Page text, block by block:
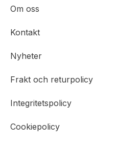
Om oss
Kontakt
Nyheter
Frakt och returpolicy
Integritetspolicy
Cookiepolicy